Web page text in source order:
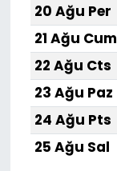
20 Ağu Per
21 Ağu Cum
22 Ağu Cts
23 Ağu Paz
24 Ağu Pts
25 Ağu Sal